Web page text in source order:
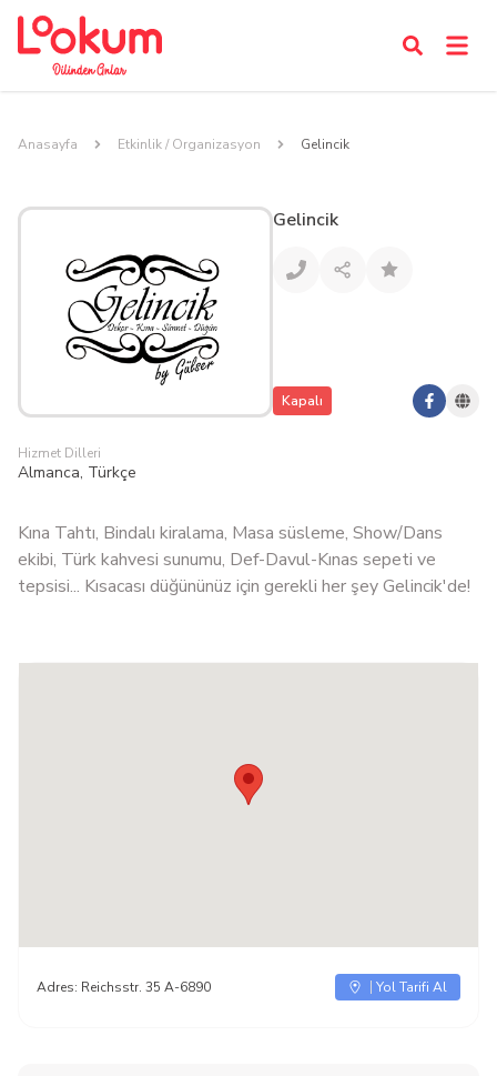
Anasayfa Etkinlik / Organizasyon Gelincik
Gelincik
Kapalı
Hizmet Dilleri
Almanca, Türkçe
Kına Tahtı, Bindalı kiralama, Masa süsleme, Show/Dans
ekibi, Türk kahvesi sunumu, Def-Davul-Kınas sepeti ve
tepsisi... Kısacası düğününüz için gerekli her şey Gelincik'de!
Adres: Reichsstr. 35 A-6890 Yol Tarifi Al